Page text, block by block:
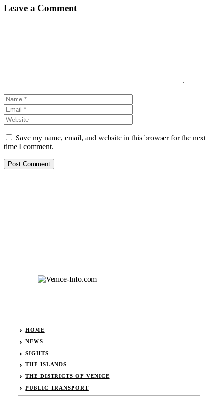
Leave a Comment
Name
Save my name, email, and website in this browser for the next
time I comment.
HOME
NEWS
SIGHTS
THE ISLANDS
THE DISTRICTS OF VENICE
PUBLIC TRANSPORT